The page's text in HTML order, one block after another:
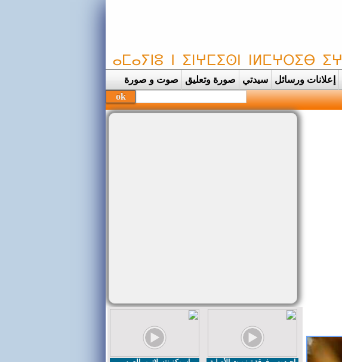
إعلانات ورسائل سيدتي صورة وتعليق صوت و صورة